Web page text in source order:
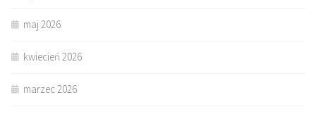
maj 2026
kwiecień 2026
marzec 2026